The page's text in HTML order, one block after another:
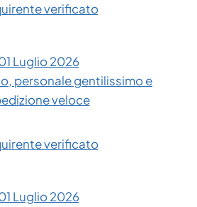
verificato
Luglio 2026
personale gentilissimo e
veloce
verificato
Luglio 2026